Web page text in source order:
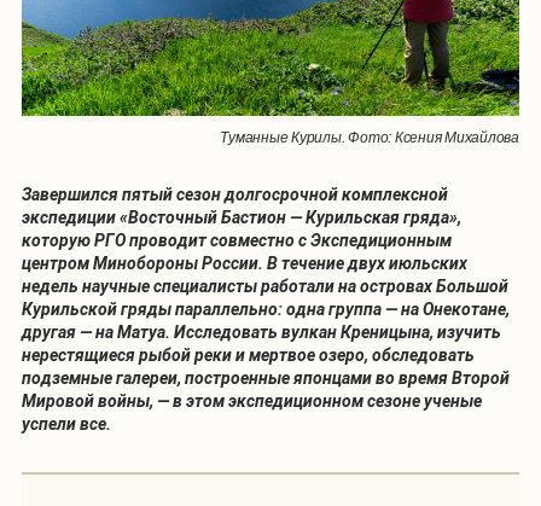
Туманные Курилы. Фото: Ксения Михайлова
Завершился пятый сезон долгосрочной комплексной
экспедиции «Восточный Бастион — Курильская гряда»,
которую РГО проводит совместно с Экспедиционным
центром Минобороны России. В течение двух июльских
недель научные специалисты работали на островах Большой
Курильской гряды параллельно: одна группа — на Онекотане,
другая — на Матуа. Исследовать вулкан Креницына, изучить
нерестящиеся рыбой реки и мертвое озеро, обследовать
подземные галереи, построенные японцами во время Второй
Мировой войны, — в этом экспедиционном сезоне ученые
успели все.